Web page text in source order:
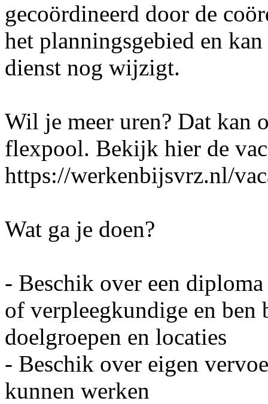
gecoördineerd door de
het planningsgebied en
dienst nog wijzigt.
Wil je meer uren? Dat kan
flexpool. Bekijk hier de
https://werkenbijsvrz.nl/
Wat ga je doen?
- Beschik over een
of verpleegkundige en ben
doelgroepen en locaties
- Beschik over eigen
kunnen werken